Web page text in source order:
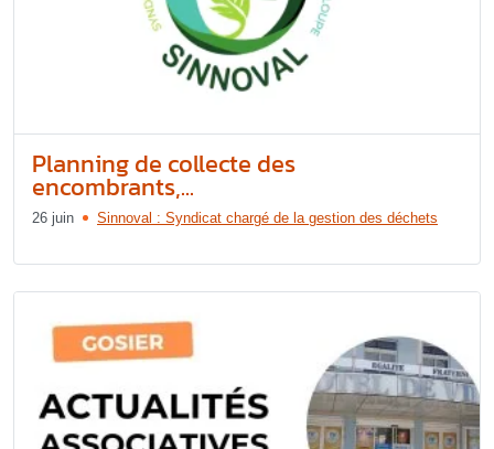
Planning de collecte des
encombrants,...
26 juin Sinnoval : Syndicat chargé de la gestion des déchets